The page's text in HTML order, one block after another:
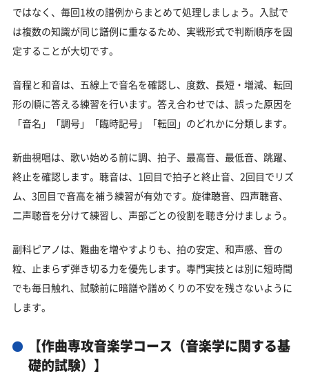
ではなく、毎回1枚の譜例からまとめて処理しましょう。入試で
は複数の知識が同じ譜例に重なるため、実戦形式で判断順序を固
定することが大切です。
音程と和音は、五線上で音名を確認し、度数、長短・増減、転回
形の順に答える練習を行います。答え合わせでは、誤った原因を
「音名」「調号」「臨時記号」「転回」のどれかに分類します。
新曲視唱は、歌い始める前に調、拍子、最高音、最低音、跳躍、
終止を確認します。聴音は、1回目で拍子と終止音、2回目でリズ
ム、3回目で音高を補う練習が有効です。旋律聴音、四声聴音、
二声聴音を分けて練習し、声部ごとの役割を聴き分けましょう。
副科ピアノは、難曲を増やすよりも、拍の安定、和声感、音の
粒、止まらず弾き切る力を優先します。専門実技とは別に短時間
でも毎日触れ、試験前に暗譜や譜めくりの不安を残さないように
します。
【作曲専攻音楽学コース（音楽学に関する基
礎的試験）】